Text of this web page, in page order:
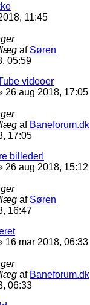
11:45
af Søren
05:59
videoer
26 aug 2018, 17:05
af Baneforum.dk
17:05
billeder!
26 aug 2018, 15:12
af Søren
16:47
16 mar 2018, 06:33
af Baneforum.dk
06:33